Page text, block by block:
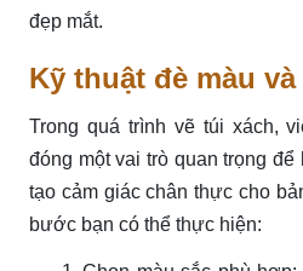
đẹp mắt.
Kỹ thuật đè màu
Trong quá trình vẽ túi xách,
đóng một vai trò quan trọng
tạo cảm giác chân thực cho
bước bạn có thể thực hiện: